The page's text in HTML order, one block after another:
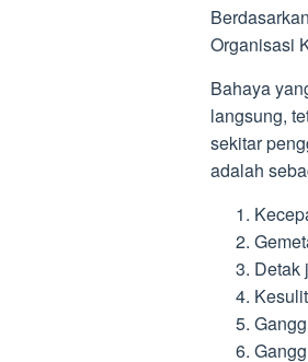
Organisasi
Bahaya
langsung,
sekitar
adalah
Detak